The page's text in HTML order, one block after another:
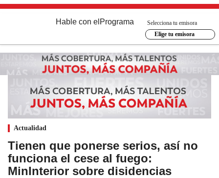
Hable con el Programa
Selecciona tu emisora
Elige tu emisora
Actualidad
Tienen que ponerse serios, así no
funciona el cese al fuego:
MinInterior sobre disidencias